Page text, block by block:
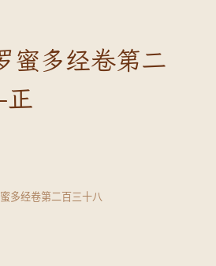
蜜多经卷第二
正
多经卷第二百三十八